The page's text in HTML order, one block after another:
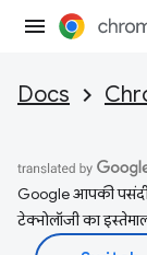
Docs
Google आपकी
टेक्नोलॉजी का